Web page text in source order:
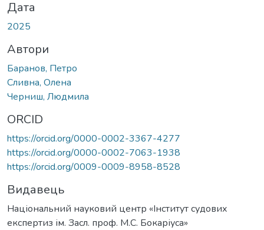
Дата
2025
Автори
Баранов, Петро
Сливна, Олена
Черниш, Людмила
ORCID
https://orcid.org/0000-0002-3367-4277
https://orcid.org/0000-0002-7063-1938
https://orcid.org/0009-0009-8958-8528
Видавець
Національний науковий центр «Інститут судових
експертиз ім. Засл. проф. М.С. Бокаріуса»